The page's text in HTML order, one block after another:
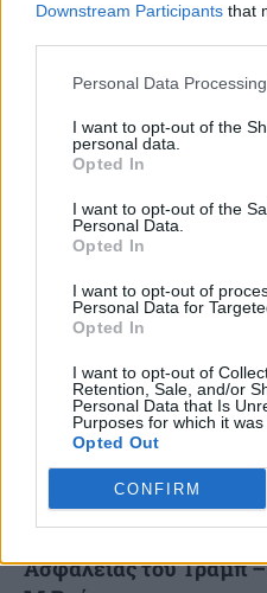
Downstream Participants that
Personal Data
I want to opt-out of the
personal data.
Opted In
I want to opt-out of the
Personal Data.
Opted In
I want to opt-out of
Personal Data for
Opted In
I want to opt-out of
Retention, Sale, and/or
Personal Data that Is
Purposes for which it was
Opted Out
CONFIRM
Ο Αρχιεπίσκοπος
Παρουσία του
εκπροσώπου της
Αμερικής, τελέστηκε χθες
Ημέρα Προσευχής με τον 47ο
Ασφάλειας του Τραμπ